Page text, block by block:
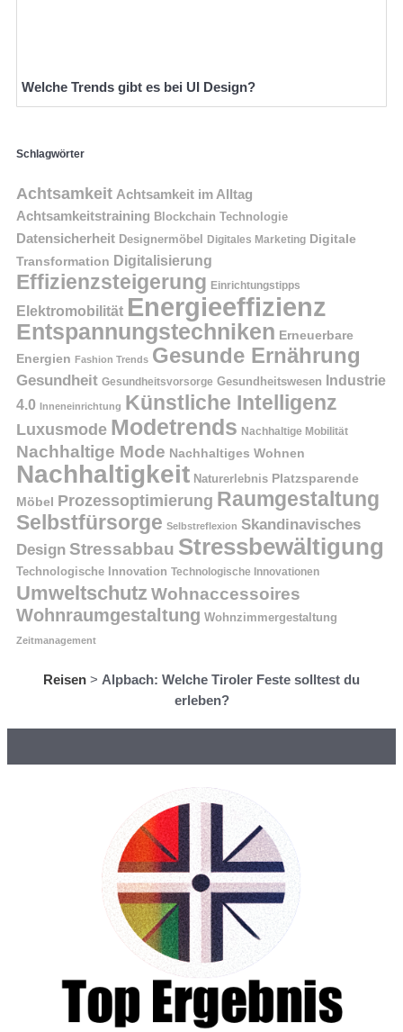
Welche Trends gibt es bei UI Design?
Schlagwörter
Achtsamkeit Achtsamkeit im Alltag
Achtsamkeitstraining Blockchain Technologie
Datensicherheit Designermöbel Digitales Marketing Digitale
Transformation Digitalisierung
Effizienzsteigerung Einrichtungstipps
Elektromobilität Energieeffizienz
Entspannungstechniken Erneuerbare
Energien Fashion Trends Gesunde Ernährung
Gesundheit Gesundheitsvorsorge Gesundheitswesen Industrie
4.0 Inneneinrichtung Künstliche Intelligenz
Luxusmode Modetrends Nachhaltige Mobilität
Nachhaltige Mode Nachhaltiges Wohnen
Nachhaltigkeit Naturerlebnis Platzsparende
Möbel Prozessoptimierung Raumgestaltung
Selbstfürsorge Selbstreflexion Skandinavisches
Design Stressabbau Stressbewältigung
Technologische Innovation Technologische Innovationen
Umweltschutz Wohnaccessoires
Wohnraumgestaltung Wohnzimmergestaltung
Zeitmanagement
Reisen > Alpbach: Welche Tiroler Feste solltest du
erleben?